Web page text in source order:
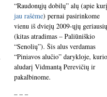
“Raudonųjų dobilų” alų (apie kurį
jau rašėme) pernai pasirinkome
vienu iš dviejų 2009-ųjų geriausių
(kitas atradimas – Paliūniškio
“Senolių”). Šis alus verdamas
“Piniavos alučio” darykloje,
aludarį Vidmantą Perevičių ir
pakalbinome.
– – –